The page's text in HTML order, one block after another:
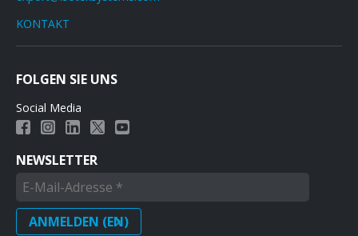
KONTAKT
FOLGEN SIE UNS
Social Media
NEWSLETTER